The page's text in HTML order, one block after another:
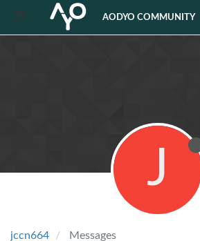
AODYO COMMUNITY
jccn664 Messages
J